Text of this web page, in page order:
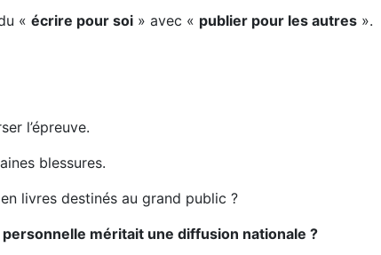
« écrire pour soi » avec « publier pour les autres ».
l’épreuve.
blessures.
livres destinés au grand public ?
méritait une diffusion nationale ?